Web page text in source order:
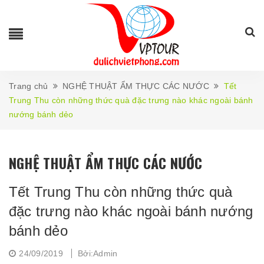
Trang chủ NGHỆ THUẬT ẨM THỰC CÁC NƯỚC
Tết
Trung Thu còn những thức quà đặc trưng nào khác ngoài bánh
nướng bánh dẻo
NGHỆ THUẬT ẨM THỰC CÁC NƯỚC
Tết Trung Thu còn những thức quà
đặc trưng nào khác ngoài bánh nướng
bánh dẻo
24/09/2019 Bởi:Admin